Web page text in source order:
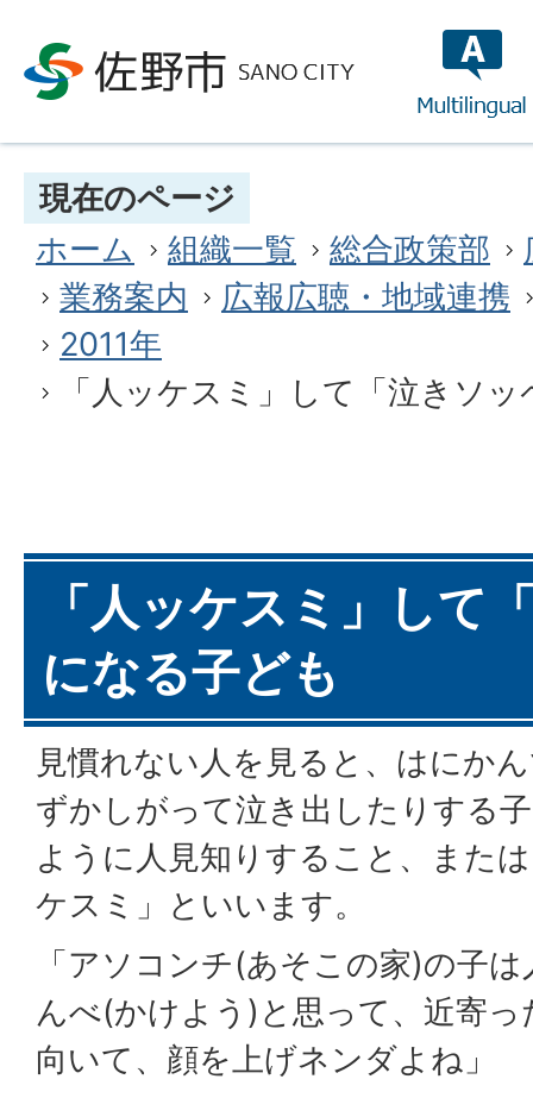
現在のページ
ホーム
組織一覧 総合政策部
業務案内
広報広聴・地域連携
2011年
「人ッケスミ」して「泣きソ
「人ッケスミ」して
になる子ども
見慣れない人を見ると、はにか
ずかしがって泣き出したりする
ように人見知りすること、また
ケスミ」といいます。
「アソコンチ(あそこの家)の子
んべ(かけよう)と思って、近寄
向いて、顔を上げネンダよね」